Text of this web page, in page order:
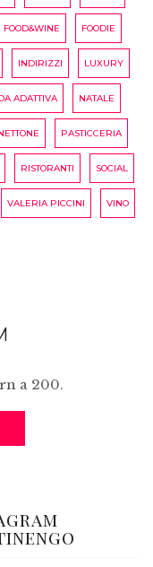
FOOD&WINE FOODIE
INDIRIZZI LUXURY
ADATTIVA NATALE
PASTICCERIA
RISTORANTI SOCIAL
VALERIA PICCINI VINO
a 200.